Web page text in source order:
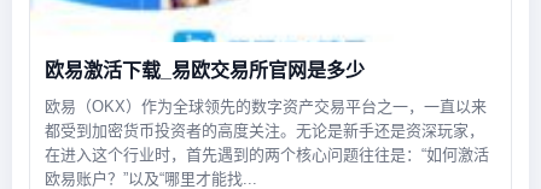
欧易激活下载_易欧交易所官网是多少
欧易（OKX）作为全球领先的数字资产交易平台之一，一直以来
都受到加密货币投资者的高度关注。无论是新手还是资深玩家，
在进入这个行业时，首先遇到的两个核心问题往往是：“如何激活
欧易账户？”以及“哪里才能找...